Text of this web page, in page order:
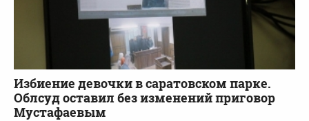
Избиение девочки в саратовском парке.
Облсуд оставил без изменений приговор
Мустафаевым